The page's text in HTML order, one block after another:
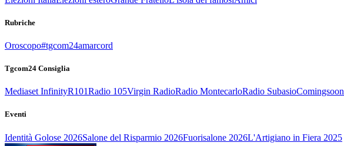
Rubriche
Oroscopo#tgcom24amarcord
Tgcom24 Consiglia
Mediaset InfinityR101Radio 105Virgin RadioRadio MontecarloRadio SubasioComingsoon
Eventi
Identità Golose 2026Salone del Risparmio 2026Fuorisalone 2026L'Artigiano in Fiera 2025